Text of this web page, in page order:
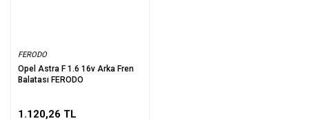
FERODO
Opel Astra F 1.6 16v Arka Fren
Balatası FERODO
1.120,26 TL